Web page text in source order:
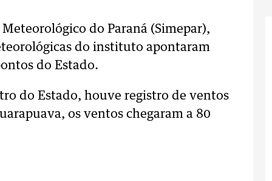
do Paraná (Simepar),
do instituto apontaram
do Estado.
do Estado, houve registro de ventos
os ventos chegaram a 80